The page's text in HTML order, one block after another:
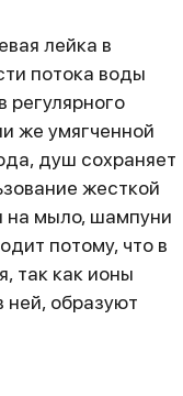
лейка в
потока воды
же умягченной
душ сохраняет
жесткой
на мыло, шампуни
потому, что в
так как ионы
ней, образуют